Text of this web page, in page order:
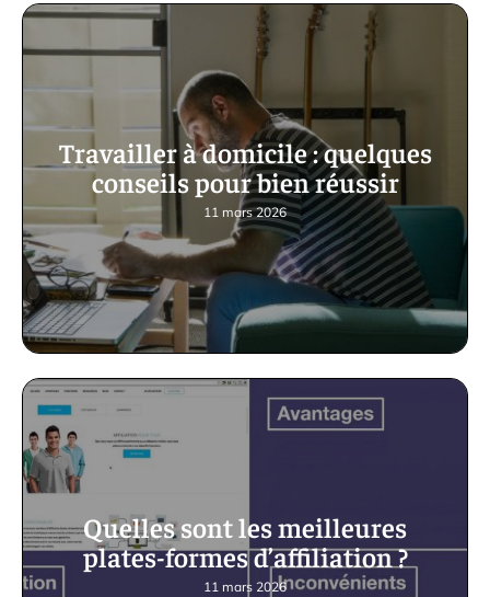
Travailler à domicile : quelques
conseils pour bien réussir
11 mars 2026
Quelles sont les meilleures
plates-formes d’affiliation ?
11 mars 2026